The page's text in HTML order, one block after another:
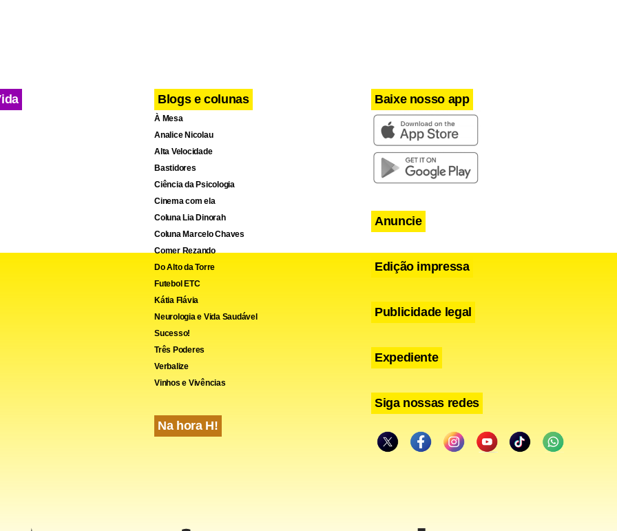
Blogs e colunas
À Mesa
Analice Nicolau
Alta Velocidade
Bastidores
Ciência da Psicologia
Cinema com ela
Coluna Lia Dinorah
Coluna Marcelo Chaves
Comer Rezando
Do Alto da Torre
Futebol ETC
Kátia Flávia
Neurologia e Vida Saudável
Sucesso!
Três Poderes
Verbalize
Vinhos e Vivências
Na hora H!
Baixe nosso app
Anuncie
Edição impressa
Publicidade legal
Expediente
Siga nossas redes